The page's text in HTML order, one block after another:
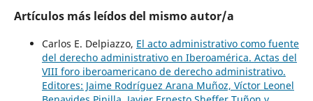
Artículos más leídos del mismo autor/a
Carlos E. Delpiazzo, El acto administrativo como fuente
del derecho administrativo en Iberoamérica. Actas del
VIII foro iberoamericano de derecho administrativo.
Editores: Jaime Rodríguez Arana Muñoz, Víctor Leonel